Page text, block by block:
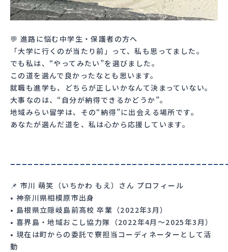
💬 進路に悩む中学生・保護者の方へ
「大学に行くのが当たり前」って、私も思ってました。
でも私は、“やってみたい”を選びました。
この道を選んで良かったなとも思います。
就職も進学も、どちらが正しいかなんて決まっていない。
大事なのは、“自分が納得できるかどうか”。
地域みらい留学は、その“納得”に出会える場所です。
あなたが選んだ道を、私は心から応援しています。
📌 市川 萌笑（いちかわ もえ）さん プロフィール
• 神奈川県相模原市出身
• 島根県立隠岐島前高校 卒業（2022年3月）
• 喜界島・地域おこし協力隊（2022年4月〜2025年3月）
• 現在は町からの委託で寮担当コーディネーターとして活
動